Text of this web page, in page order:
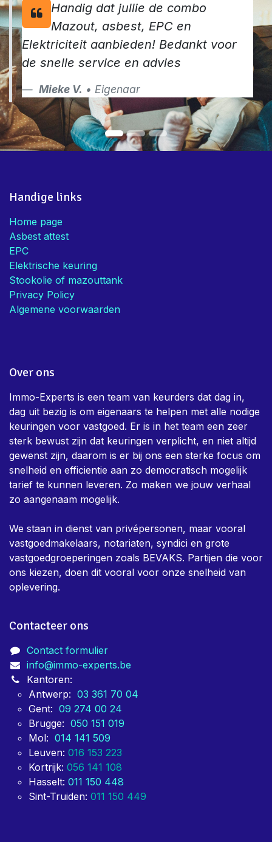
Handig dat jullie de combo
Mazout, asbest, EPC en
Elektriciteit aanbieden! Bedankt voor
de snelle service en advies
Mieke V. • Eigenaar
Handige links
Home page
Asbest attest
EPC
Elektrische keuring
Stookolie of mazouttank
Privacy Policy
Algemene voorwaarden
Over ons
Immo-Experts is een team van keurders dat dag in,
dag uit bezig is om eigenaars te helpen met alle nodige
keuringen voor vastgoed. Er is in het team een zeer
sterk bewust zijn dat keuringen verplicht, en niet altijd
gewenst zijn, daarom is er bij ons een sterke focus om
snelheid en efficientie aan zo democratisch mogelijk
tarief te kunnen leveren. Zo maken we jouw verhaal
zo aangenaam mogelijk.
We staan in dienst van privépersonen, maar vooral
vastgoedmakelaars, notariaten, syndici en grote
vastgoedgroeperingen zoals BEVAKS. Partijen die voor
ons kiezen, doen dit vooral voor onze snelheid van
oplevering.
Contacteer ons
Contact formulier
info@immo-experts.be
Kantoren:
Antwerp: 03 361 70 04
Gent: 09 274 00 24
Brugge: 050 151 019
Mol: 014 141 509
Leuven: 016 153 223
Kortrijk: 056 141 108
Hasselt: 011 150 448
Sint-Truiden: 011 150 449